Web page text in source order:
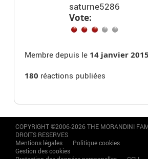
saturne5286
Vote:
Membre depuis le 14 janvier 2015
180 réactions publiées
COPYRIGHT ©2006-2026 THE MORANDINI
DROITS RESERVES
Mentions légales
Politique cookies
Gestion des cookies